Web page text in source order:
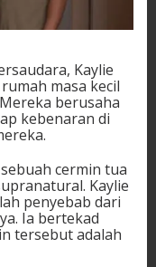
Kaylie
masa kecil
berusaha
kebenaran di
cermin tua
Kaylie
penyebab dari
Ia bertekad
tersebut adalah